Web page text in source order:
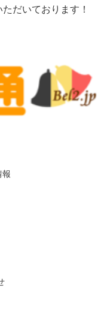
だいております！